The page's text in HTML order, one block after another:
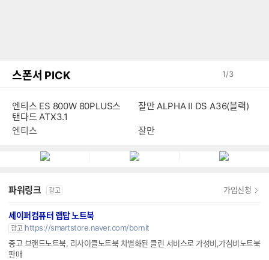
스폰서 PICK 1/3
엔티스 ES 800W 80PLUS스
탠다드 ATX3.1
엔티스
잘만 ALPHA II DS A36(블랙)
잘만
파워링크 광고 가입신청
세이퍼컴퓨터 랩탑 노트북
광고 https://smartstore.naver.com/bornit
중고 브랜드노트북, 리사이클노트북 차별화된 클린 서비스로 가성비,가심비노트북
판매